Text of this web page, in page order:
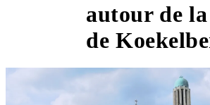
autour de
de